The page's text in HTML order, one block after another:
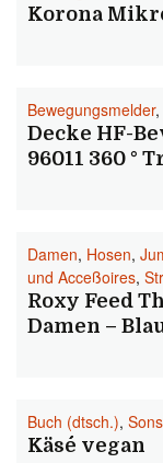
Korona
Bewegungsmelder,
Decke HF-
96011 360 °
Damen, Hosen,
und Acceßoires,
Roxy Feed
Damen –
Buch (dtsch.),
Käse´´ vegan